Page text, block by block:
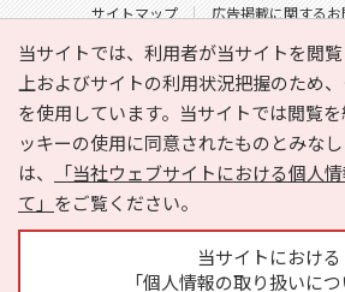
当サイトでは、利用者が当サイトを閲
上およびサイトの利用状況把握のため
を使用しています。当サイトでは閲覧
ッキーの使用に同意されたものとみな
は、
「当社ウェブサイトにおける個人
て」 をご覧ください。
当サイトにおける
「個人情報の取り扱いに
サイトマップ
広告掲載に関する
サイトの内容に関するお問
Copyright © HYOJITO.Co.,Ltd. All